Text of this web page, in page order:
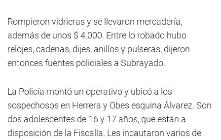
Rompieron vidrieras y se llevaron mercadería,
además de unos $ 4.000. Entre lo robado hubo
relojes, cadenas, dijes, anillos y pulseras, dijeron
entonces fuentes policiales a Subrayado.
La Policía montó un operativo y ubicó a los
sospechosos en Herrera y Obes esquina Álvarez. Son
dos adolescentes de 16 y 17 años, que están a
disposición de la Fiscalía. Les incautaron varios de